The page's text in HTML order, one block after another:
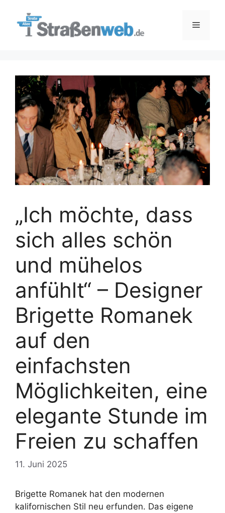
Menü
„Ich möchte, dass
sich alles schön
und mühelos
anfühlt“ – Designer
Brigette Romanek
auf den
einfachsten
Möglichkeiten, eine
elegante Stunde im
Freien zu schaffen
11. Juni 2025
Brigette Romanek hat den modernen
kalifornischen Stil neu erfunden. Das eigene